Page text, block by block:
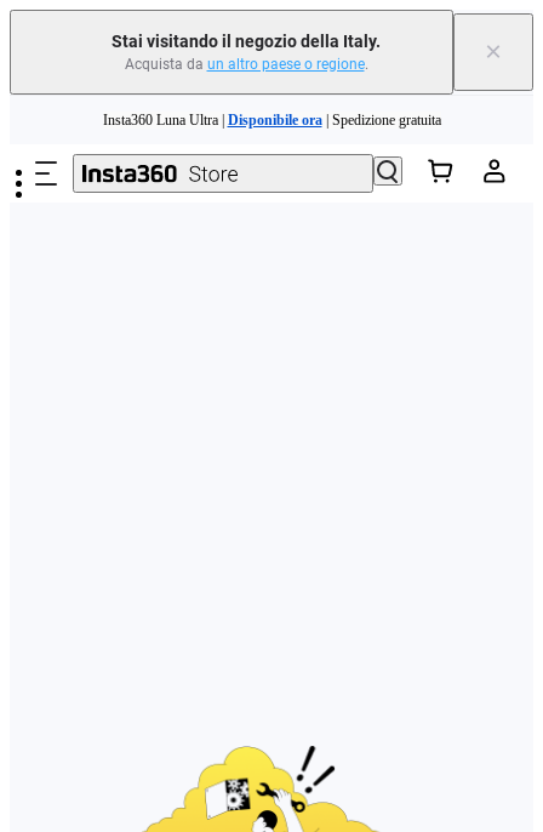
Stai visitando il negozio della Italy.
Acquista da un altro paese o regione. ×
Need shopping help? | Chat with our experts now!
Insta360 Luna Ultra | Disponibile ora| Spedizione gratuita